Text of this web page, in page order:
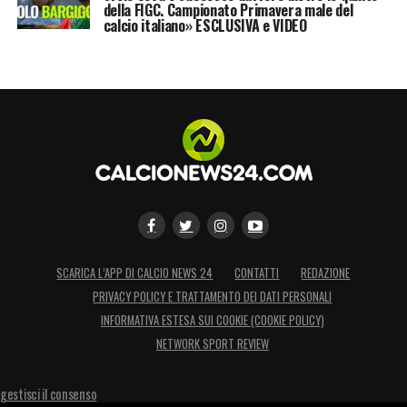
della FIGC. Campionato Primavera male del
calcio italiano» ESCLUSIVA e VIDEO
SCARICA L’APP DI CALCIO NEWS 24 CONTATTI
REDAZIONE
PRIVACY POLICY E TRATTAMENTO DEI DATI PERSONALI
INFORMATIVA ESTESA SUI COOKIE (COOKIE POLICY)
NETWORK SPORT REVIEW
gestisci il consenso